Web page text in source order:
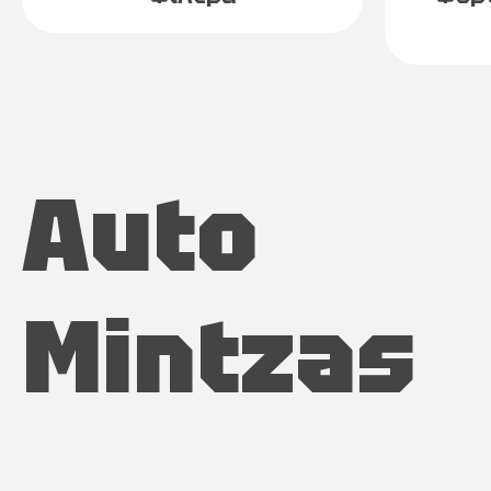
Auto
Mintzas